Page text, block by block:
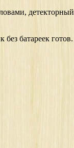
батареек готов.